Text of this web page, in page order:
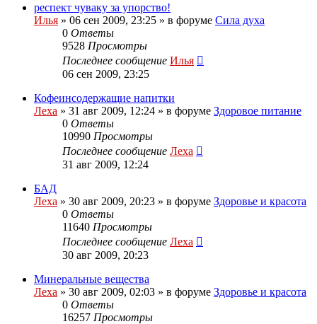
респект чуваку за упорство!
Илья » 06 сен 2009, 23:25 » в форуме Сила духа
0 Ответы
9528 Просмотры
Последнее сообщение Илья
06 сен 2009, 23:25
Кофеинсодержащие напитки
Леха » 31 авг 2009, 12:24 » в форуме Здоровое питание
0 Ответы
10990 Просмотры
Последнее сообщение Леха
31 авг 2009, 12:24
БАД
Леха » 30 авг 2009, 20:23 » в форуме Здоровье и красота
0 Ответы
11640 Просмотры
Последнее сообщение Леха
30 авг 2009, 20:23
Минеральные вещества
Леха » 30 авг 2009, 02:03 » в форуме Здоровье и красота
0 Ответы
16257 Просмотры